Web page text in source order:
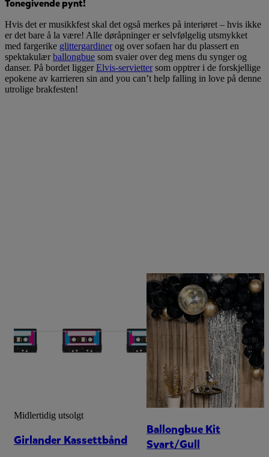
Tonegivende pynt!
Hvis det er musikkfest skal det også merkes på interiøret – hvis ikke
er det bare å la være! Alle døråpninger er selvfølgelig utsmykket
med fargerike glittergardinerog over sofaen har du plassert en
spektakulærballongbue som svaier over deg mens du synger og
danser. På bordet liggerElvis-serviettersom opptrer i de forskjellige
epokene av karrieren sin and you can’t help falling in love på denne
utrolige brakfesten!
Midlertidig utsolgt
Girlander Kassettbånd
Ballongbue Kit
Svart/Gull